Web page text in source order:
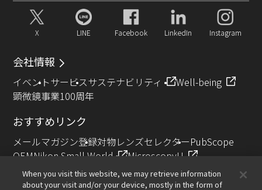
X LINE Facebook LinkedIn Instagram
会社情報
イベントサービスサステナビリティ
Well-being
顕微鏡事業100周年
おすすめリンク
メールマガジン登録対物レンズセレクターPubScope
OEMNikon Small World
MicroscopyU
NIKON JOICO AWARD
When you visit this website, we may retrieve information
about your visit and/or your device, mostly in the form of